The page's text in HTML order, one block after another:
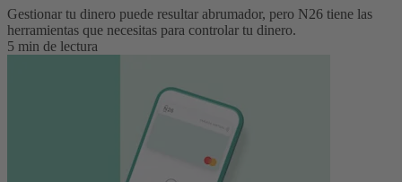
Gestionar tu dinero puede resultar abrumador, pero N26 tiene las
herramientas que necesitas para controlar tu dinero.
5 min de lectura